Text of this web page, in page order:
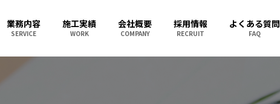
業務内容
SERVICE
施工実績
WORK
会社概要
COMPANY
採用情報
RECRUIT
よくある質問
FAQ